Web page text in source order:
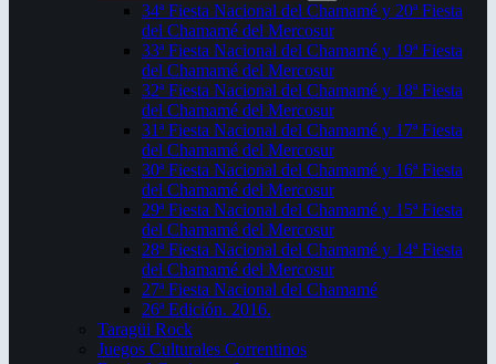
34ª Fiesta Nacional del Chamamé y 20ª Fiesta
del Chamamé del Mercosur
33ª Fiesta Nacional del Chamamé y 19ª Fiesta
del Chamamé del Mercosur
32ª Fiesta Nacional del Chamamé y 18ª Fiesta
del Chamamé del Mercosur
31ª Fiesta Nacional del Chamamé y 17ª Fiesta
del Chamamé del Mercosur
30ª Fiesta Nacional del Chamamé y 16ª Fiesta
del Chamamé del Mercosur
29ª Fiesta Nacional del Chamamé y 15ª Fiesta
del Chamamé del Mercosur
28ª Fiesta Nacional del Chamamé y 14ª Fiesta
del Chamamé del Mercosur
27ª Fiesta Nacional del Chamamé
26ª Edición. 2016.
Taragüi Rock
Juegos Culturales Correntinos